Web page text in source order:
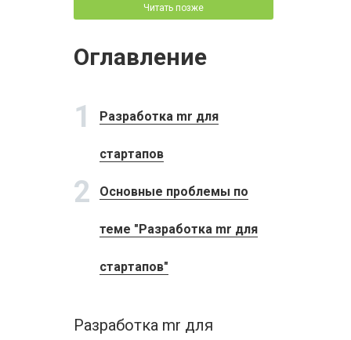
Читать позже
Оглавление
1 Разработка mr для
стартапов
2 Основные проблемы по
теме "Разработка mr для
стартапов"
Разработка mr для